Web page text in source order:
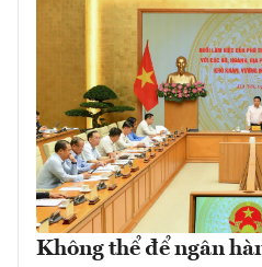
Không thể để ngân